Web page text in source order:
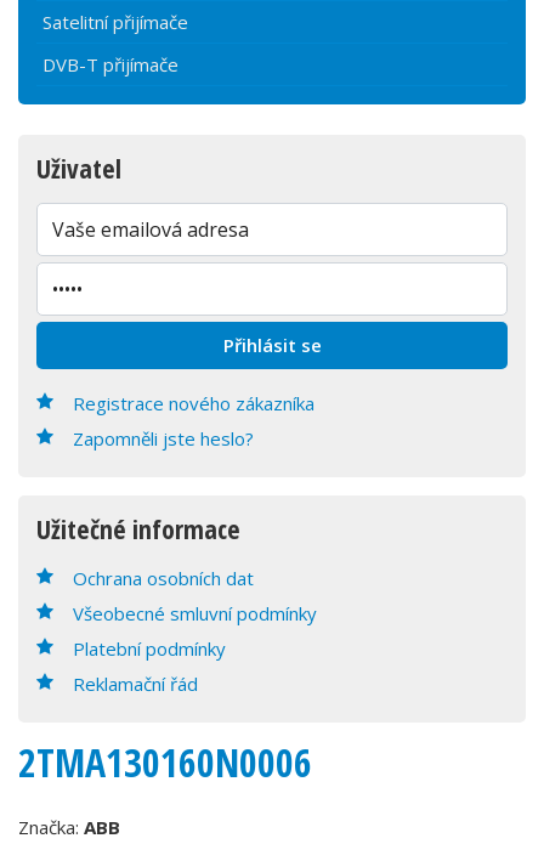
Satelitní přijímače
DVB-T přijímače
Uživatel
Registrace nového zákazníka
Zapomněli jste heslo?
Užitečné informace
Ochrana osobních dat
Všeobecné smluvní podmínky
Platební podmínky
Reklamační řád
2TMA130160N0006
Značka: ABB